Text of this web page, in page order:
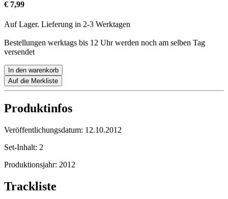
€ 7,99
Auf Lager. Lieferung in 2-3 Werktagen
Bestellungen werktags bis 12 Uhr werden noch am selben Tag
versendet
In den warenkorb
Auf die Merkliste
Produktinfos
Veröffentlichungsdatum: 12.10.2012
Set-Inhalt: 2
Produktionsjahr: 2012
Trackliste